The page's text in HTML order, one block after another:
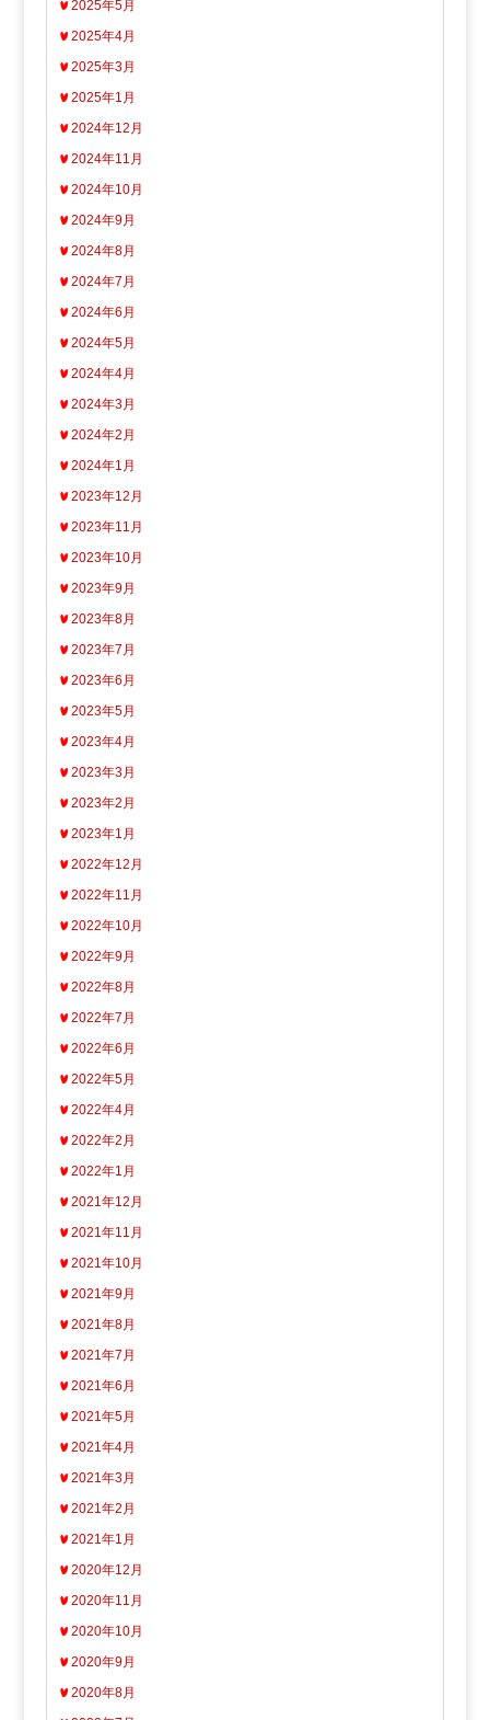
2025年5月
2025年4月
2025年3月
2025年1月
2024年12月
2024年11月
2024年10月
2024年9月
2024年8月
2024年7月
2024年6月
2024年5月
2024年4月
2024年3月
2024年2月
2024年1月
2023年12月
2023年11月
2023年10月
2023年9月
2023年8月
2023年7月
2023年6月
2023年5月
2023年4月
2023年3月
2023年2月
2023年1月
2022年12月
2022年11月
2022年10月
2022年9月
2022年8月
2022年7月
2022年6月
2022年5月
2022年4月
2022年2月
2022年1月
2021年12月
2021年11月
2021年10月
2021年9月
2021年8月
2021年7月
2021年6月
2021年5月
2021年4月
2021年3月
2021年2月
2021年1月
2020年12月
2020年11月
2020年10月
2020年9月
2020年8月